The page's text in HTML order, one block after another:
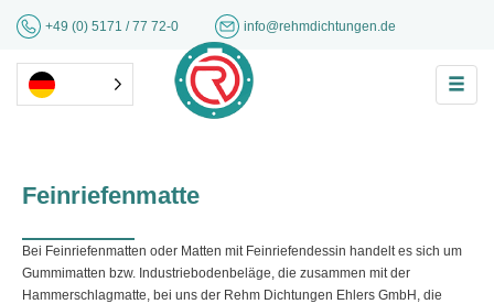
+49 (0) 5171 / 77 72-0 info@rehmdichtungen.de
Feinriefenmatte
Bei Feinriefenmatten oder Matten mit Feinriefendessin handelt es sich um
Gummimatten bzw. Industriebodenbeläge, die zusammen mit der
Hammerschlagmatte, bei uns der Rehm Dichtungen Ehlers GmbH, die